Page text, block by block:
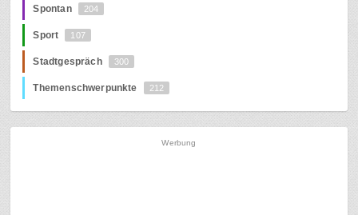
Spontan 204
Sport 107
Stadtgespräch 300
Themenschwerpunkte 212
Werbung